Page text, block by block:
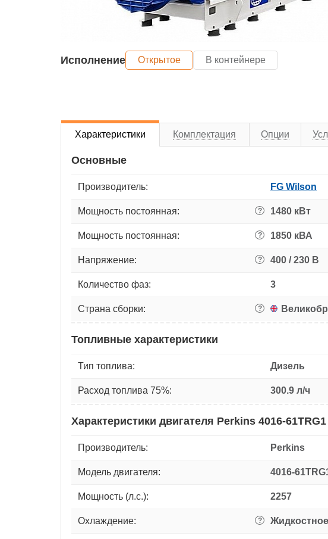
Исполнение Открытое В контейнере
Характеристики Комплектация Опции
Основные
Производитель: FG Wilson
Мощность постоянная: ? 1480 кВт
Мощность постоянная: ? 1850 кВА
Напряжение: ? 400 / 230 В
Количество фаз: 3
Страна сборки: ?
Топливные характеристики
Тип топлива: Дизель
Расход топлива 75%: 300.9 л/ч
Характеристики двигателя Perkins 4016-61TRG1
Производитель: Perkins
Модель двигателя: 4016-
Мощность (л.с.): 2257
Охлаждение: ? Жидкостное